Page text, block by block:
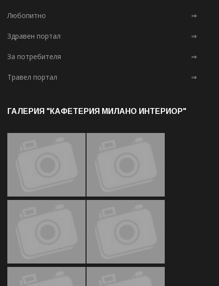
Любопитно ⇒
Здравен портал ⇒
За потребителя ⇒
Травел портал ⇒
ГАЛЕРИЯ "КАФЕТЕРИЯ МИЛАНО ИНТЕРИОР"